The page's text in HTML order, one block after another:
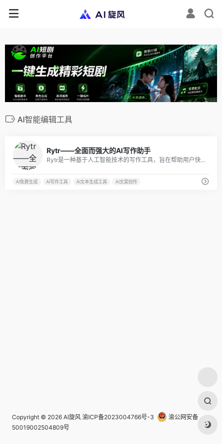
AI智能编辑工具
Rytr——全面而强大的AI写作助手
Rytr是一种基于人工智能技术的写作工具，旨在帮助用户快速、轻松地创建高质量、独特的内容。它适用于各种场景，包括社交媒体、营销、新闻报道、产品描述等。
AI免费生成 AI写作工具 AI文本生成工具 AI文案创作
Copyright © 2026 AI旋风 渝ICP备2023004766号-3
渝公网安备
50019002504809号